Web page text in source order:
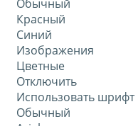
Обычный
Красный
Синий
Изображения
Цветные
Отключить
Использовать шрифт
Обычный